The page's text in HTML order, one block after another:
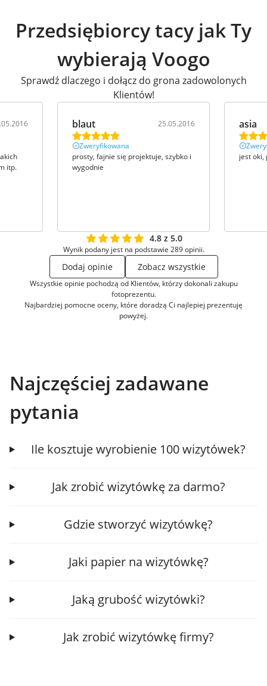
Przedsiębiorcy tacy jak Ty
wybierają Voogo
Sprawdź dlaczego i dołącz do grona zadowolonych
Klientów!
itp.
blaut 25.05.2016
Zweryfikowana
prosty, fajnie się projektuje, szybko i
wygodnie
asia
jest oki,
4.8 z 5.0
Wynik podany jest na podstawie 289 opinii.
Dodaj opinie Zobacz wszystkie
Wszystkie opinie pochodzą od Klientów, którzy dokonali zakupu
fotoprezentu.
Najbardziej pomocne oceny, które doradzą Ci najlepiej prezentuję
powyżej.
Najczęściej zadawane
pytania
Ile kosztuje wyrobienie 100 wizytówek?
Jak zrobić wizytówkę za darmo?
Gdzie stworzyć wizytówkę?
Jaki papier na wizytówkę?
Jaką grubość wizytówki?
Jak zrobić wizytówkę firmy?